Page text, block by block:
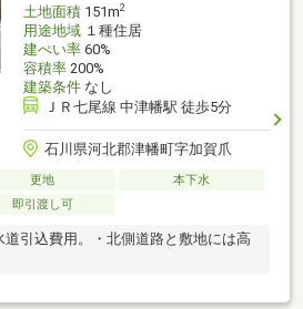
土地面積151m2
用途地域１種住居
建ぺい率60%
容積率200%
建築条件なし
ＪＲ七尾線 中津幡駅 徒歩5分
石川県河北郡津幡町字加賀爪
更地
本下水
即引渡し可
道引込費用。・北側道路と敷地には高